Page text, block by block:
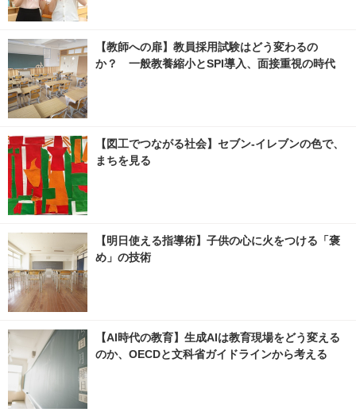
【教師への扉】教員採用試験はどう変わるの
か？ 一般教養縮小とSPI導入、面接重視の時代
【図工でつながる社会】セブン‐イレブンの色で、
まちを見る
【明日使える指導術】子供の心に火をつける「褒
め」の技術
【AI時代の教育】生成AIは教育現場をどう変える
のか、OECDと文科省ガイドラインから考える